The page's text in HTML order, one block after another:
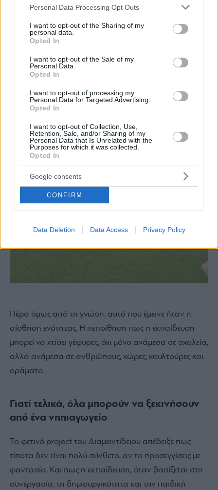
Please note that this website/app uses one or more Google
not limited to your visit or usage behaviour. You may click to
grant or deny consent to Google and its third-party tags to
use your data for below specified purposes in below Google
consent section.
Personal Data Processing Opt Outs
I want to opt-out of the Sharing of my
personal data.
Opted In
I want to opt-out of the Sale of my
Personal Data.
Opted In
I want to opt-out of processing my
Personal Data for Targeted Advertising.
Opted In
I want to opt-out of Collection, Use,
Retention, Sale, and/or Sharing of my
Personal Data that Is Unrelated with the
Purposes for which it was collected.
Opted In
Google consents
CONFIRM
Data Deletion Data Access Privacy Policy
και οι Έλληνες επιστήμονες και εργαζόμενοι του CERN,
οι οποίοι στήριξαν το πρόγραμμα με μεγάλη
προθυμία. Συμμετείχαν ενεργά στα εργαστήρια,
μίλησαν με τα παιδιά, πρόσφεραν υλικό και πολύτιμη
στη σύνδεση των μικρών επισκεπτών με την επιστήμη.
Πέρα όμως από τη γνώση, αυτό που έμεινε ήταν η
αίσθηση ενότητας. Η πεποίθηση πως η εκπαίδευση
μπορεί να χτίσει γέφυρες, όχι μόνο ανάμεσα σε σχολεία,
αλλά ανάμεσα σε ανθρώπους, χώρες, κουλτούρες και
οράματα.
Γιατί τελικά, όλα μπορούν να ξεκινήσουν
από ένα νηπιαγωγείο
Το φετινό project του Διαμαντίδειου απέδειξε πως
τίποτα δεν είναι πολύ σύνθετο, αν το προσεγγίσεις με
φαντασία. Και πως η εκπαίδευση, όταν βασίζεται στη
συνεργασία, τη δημιουργικότητα και την παιδική